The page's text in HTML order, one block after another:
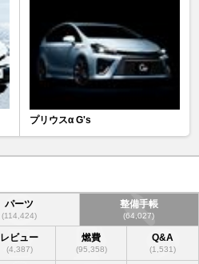
プリウスα G's
パーツ
(114,424)
整備手帳
(64,027)
レビュー
(4,387)
燃費
(95,358)
Q&A
(1,531)